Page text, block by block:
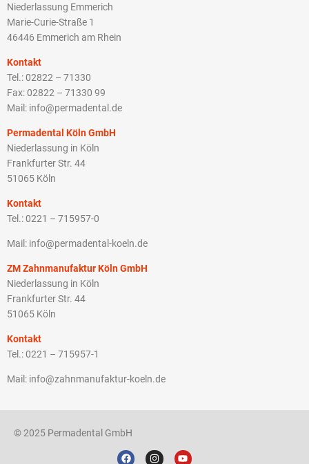
Niederlassung Emmerich
Marie-Curie-Straße 1
46446 Emmerich am Rhein
Kontakt
Tel.: 02822 – 71330
Fax: 02822 – 71330 99
Mail: info@permadental.de
Permadental Köln GmbH
Niederlassung in Köln
Frankfurter Str. 44
51065 Köln
Kontakt
Tel.: 0221 – 715957-0
Mail: info@permadental-koeln.de
ZM Zahnmanufaktur Köln GmbH
Niederlassung in Köln
Frankfurter Str. 44
51065 Köln
Kontakt
Tel.: 0221 – 715957-1
Mail: info@zahnmanufaktur-koeln.de
© 2025 Permadental GmbH